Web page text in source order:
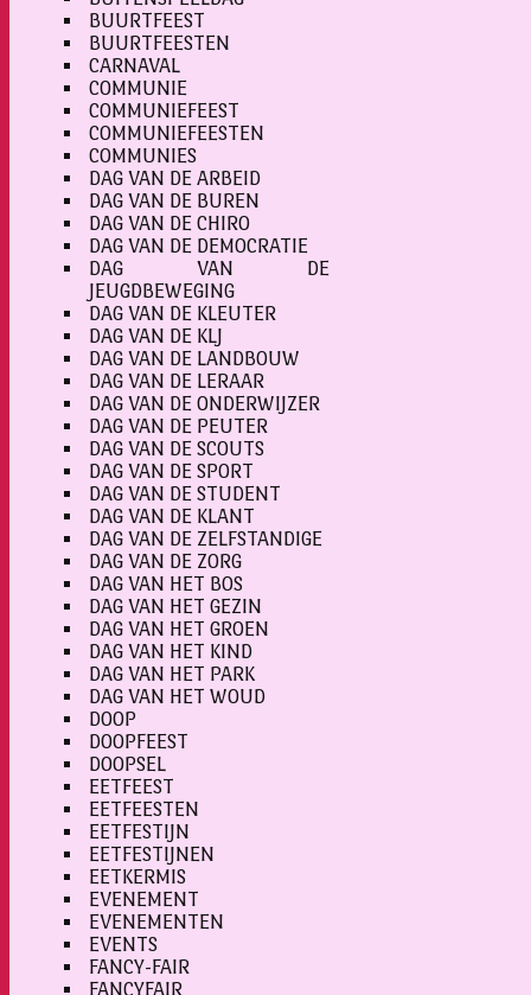
BUURTFEEST
BUURTFEESTEN
CARNAVAL
COMMUNIE
COMMUNIEFEEST
COMMUNIEFEESTEN
COMMUNIES
DAG VAN DE ARBEID
DAG VAN DE BUREN
DAG VAN DE CHIRO
DAG VAN DE DEMOCRATIE
DAG VAN DE
JEUGDBEWEGING
DAG VAN DE KLEUTER
DAG VAN DE KLJ
DAG VAN DE LANDBOUW
DAG VAN DE LERAAR
DAG VAN DE ONDERWIJZER
DAG VAN DE PEUTER
DAG VAN DE SCOUTS
DAG VAN DE SPORT
DAG VAN DE STUDENT
DAG VAN DE KLANT
DAG VAN DE ZELFSTANDIGE
DAG VAN DE ZORG
DAG VAN HET BOS
DAG VAN HET GEZIN
DAG VAN HET GROEN
DAG VAN HET KIND
DAG VAN HET PARK
DAG VAN HET WOUD
DOOP
DOOPFEEST
DOOPSEL
EETFEEST
EETFEESTEN
EETFESTIJN
EETFESTIJNEN
EETKERMIS
EVENEMENT
EVENEMENTEN
EVENTS
FANCY-FAIR
FANCYFAIR